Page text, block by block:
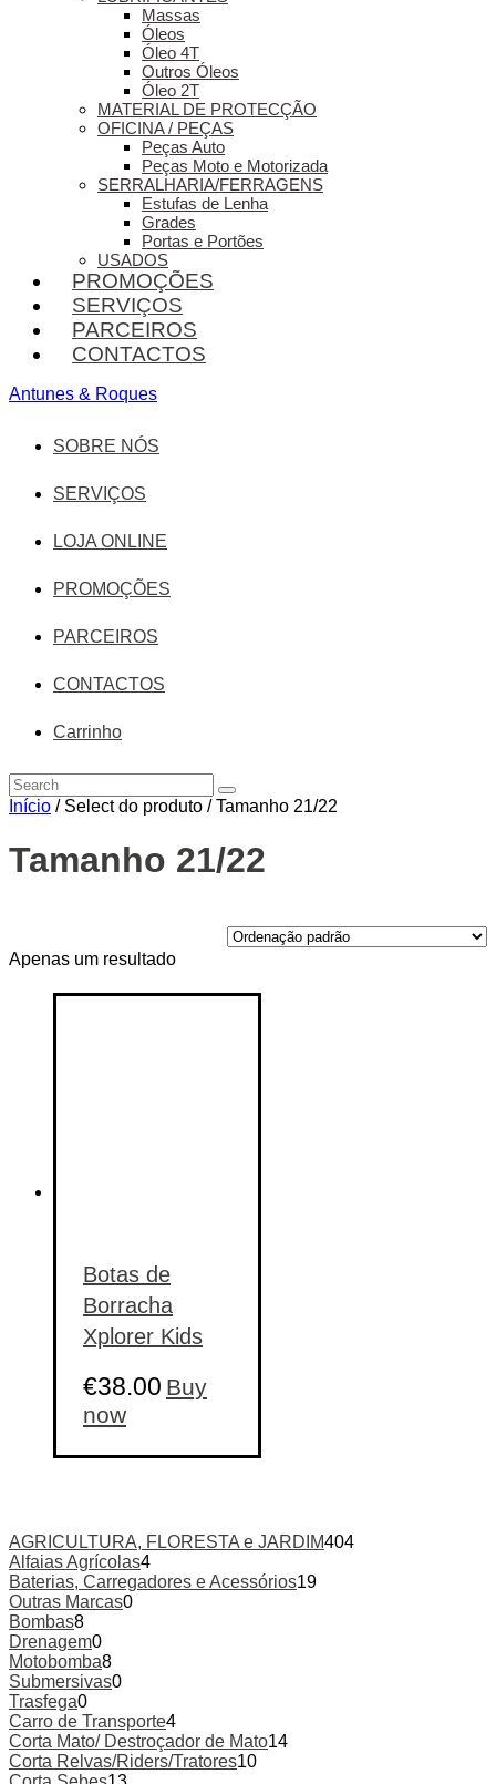
Massas
Óleos
Óleo 4T
Outros Óleos
Óleo 2T
MATERIAL DE PROTECÇÃO
OFICINA / PEÇAS
Peças Auto
Peças Moto e Motorizada
SERRALHARIA/FERRAGENS
Estufas de Lenha
Grades
Portas e Portões
USADOS
PROMOÇÕES
SERVIÇOS
PARCEIROS
CONTACTOS
Antunes & Roques
SOBRE NÓS
SERVIÇOS
LOJA ONLINE
PROMOÇÕES
PARCEIROS
CONTACTOS
Carrinho
Início / Select do produto / Tamanho 21/22
Tamanho 21/22
Text search
Etiquetas de produto
Apenas um resultado
Botas de
Borracha
Xplorer Kids
€38.00 Buy
nowThis
product
has
options
may
be
chosen
on
AGRICULTURA, FLORESTA e JARDIM404
Alfaias Agrícolas4
Baterias, Carregadores e Acessórios19
Outras Marcas0
Bombas8
Drenagem0
Motobomba8
Submersivas0
Trasfega0
Carro de Transporte4
Corta Mato/ Destroçador de Mato14
Corta Relvas/Riders/Tratores10